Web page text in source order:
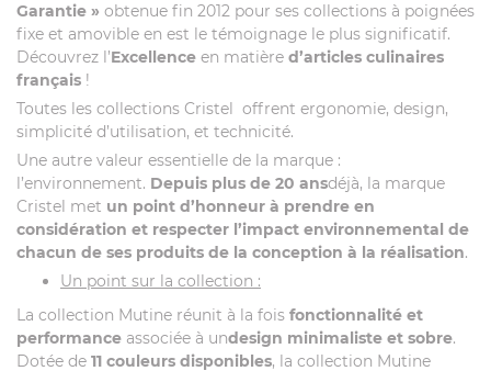
Garantie » obtenue fin 2012 pour ses collections à poignées
fixe et amovible en est le témoignage le plus significatif.
Découvrez l’Excellence en matière d’articles culinaires
français !
Toutes les collections Cristel offrent ergonomie, design,
simplicité d’utilisation, et technicité.
Une autre valeur essentielle de la marque :
l’environnement. Depuis plus de 20 ansdéjà, la marque
Cristel met un point d’honneur à prendre en
considération et respecter l’impact environnemental de
chacun de ses produits de la conception à la réalisation.
Un point sur la collection :
La collection Mutine réunit à la fois fonctionnalité et
performance associée à undesign minimaliste et sobre.
Dotée de 11 couleurs disponibles, la collection Mutine